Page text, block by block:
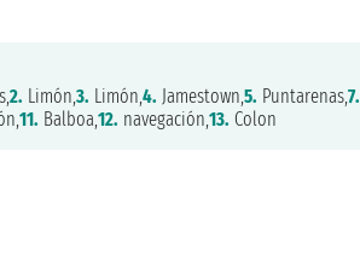
2. Limón,3. Limón,4. Jamestown,5. Puntarenas,7.
11. Balboa,12. navegación,13. Colon